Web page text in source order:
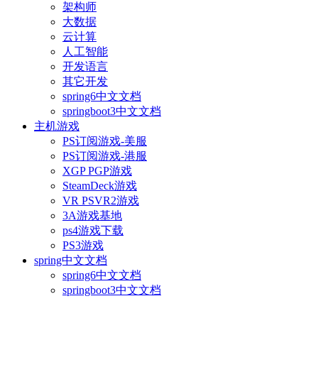
架构师
大数据
云计算
人工智能
开发语言
其它开发
spring6中文文档
springboot3中文文档
主机游戏
PS订阅游戏-美服
PS订阅游戏-港服
XGP PGP游戏
SteamDeck游戏
VR PSVR2游戏
3A游戏基地
ps4游戏下载
PS3游戏
spring中文文档
spring6中文文档
springboot3中文文档